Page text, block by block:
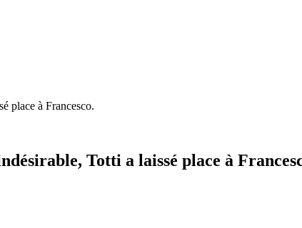
place à Francesco.
Totti a laissé place à